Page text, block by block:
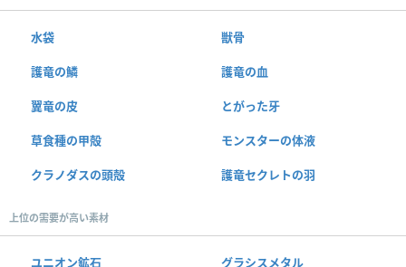
水袋 獣骨
護竜の鱗 護竜の血
翼竜の皮 とがった牙
草食種の甲殻 モンスターの体液
クラノダスの頭殻 護竜セクレトの羽
上位の需要が高い素材
ユニオン鉱石 グラシスメタル